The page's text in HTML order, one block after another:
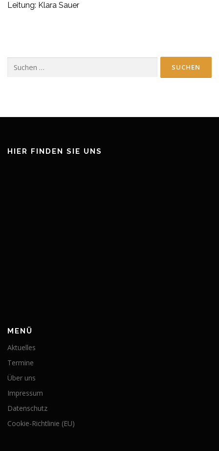
Leitung: Klara Sauer
nach:
HIER FINDEN SIE UNS
MENÜ
Aktuelles
Termine
Über uns
Impressum
Datenschutz
Cookie-Richtlinie (EU)